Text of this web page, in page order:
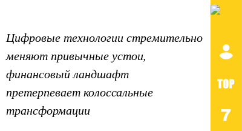
Цифровые технологии стремительно
меняют привычные устои,
финансовый ландшафт
претерпевает колоссальные
трансформации